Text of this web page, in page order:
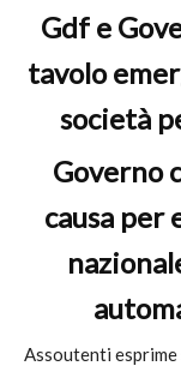
Gdf e
tavolo
società
Governo
causa per
Assoutenti